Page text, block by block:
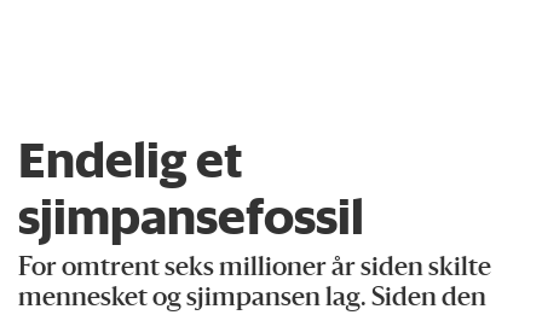
Endelig et
sjimpansefossil
For omtrent seks millioner år siden skilte
mennesket og sjimpansen lag. Siden den